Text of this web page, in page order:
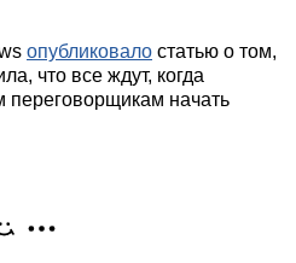
опубликовало статью о том,
что все ждут, когда
переговорщикам начать